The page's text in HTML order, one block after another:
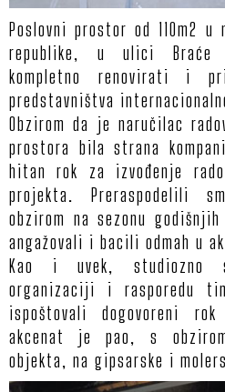
Poslovni prostor od 110m2
republike, u ulici Braće
kompletno renovirati i
predstavništva
Obzirom da je naručilac
prostora bila strana
hitan rok za izvođenje
projekta. Preraspodelili
obzirom na sezonu
angažovali i bacili odmah u
Kao i uvek, studiozno
organizaciji i rasporedu
ispoštovali dogovoreni
akcenat je pao, s
objekta, na gipsarske i